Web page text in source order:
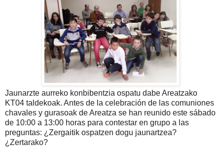
Jaunarzte aurreko konbibentzia ospatu dabe Areatzako
KT04 taldekoak. Antes de la celebración de las comuniones
chavales y gurasoak de Areatza se han reunido este sábado
de 10:00 a 13:00 horas para contestar en grupo a las
preguntas: ¿Zergaitik ospatzen dogu jaunartzea?
¿Zertarako?